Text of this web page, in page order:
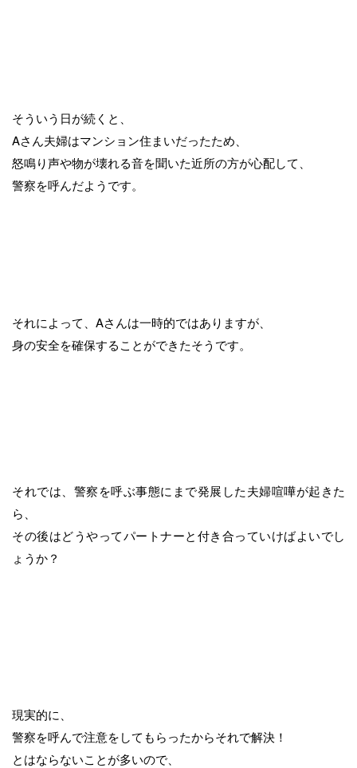
そういう日が続くと、
Aさん夫婦はマンション住まいだったため、
怒鳴り声や物が壊れる音を聞いた近所の方が心配して、
警察を呼んだようです。
それによって、Aさんは一時的ではありますが、
身の安全を確保することができたそうです。
それでは、警察を呼ぶ事態にまで発展した夫婦喧嘩が起きた
ら、
その後はどうやってパートナーと付き合っていけばよいでし
ょうか？
現実的に、
警察を呼んで注意をしてもらったからそれで解決！
とはならないことが多いので、